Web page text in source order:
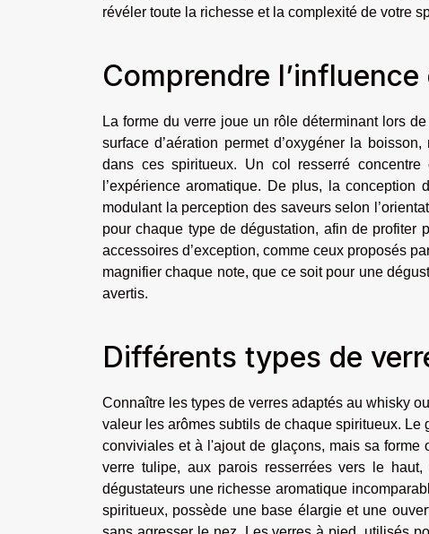
révéler toute la richesse et la complexité de votre
Comprendre l’influence
La forme du verre joue un rôle déterminant lors
surface d’aération permet d’oxygéner la
dans ces spiritueux. Un col resserré
l’expérience aromatique. De plus, la
modulant la perception des saveurs selon
pour chaque type de dégustation, afin de profiter
accessoires d’exception, comme ceux proposés
magnifier chaque note, que ce soit pour une
avertis.
Différents types de
Connaître les types de verres adaptés au whisky
valeur les arômes subtils de chaque spiritueux.
conviviales et à l'ajout de glaçons, mais sa
verre tulipe, aux parois resserrées vers le
dégustateurs une richesse aromatique
spiritueux, possède une base élargie et une